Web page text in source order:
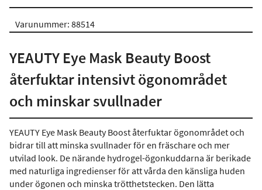
Varunummer: 88514
YEAUTY Eye Mask Beauty Boost
återfuktar intensivt ögonområdet
och minskar svullnader
YEAUTY Eye Mask Beauty Boost återfuktar ögonområdet och
bidrar till att minska svullnader för en fräschare och mer
utvilad look. De närande hydrogel-ögonkuddarna är berikade
med naturliga ingredienser för att vårda den känsliga huden
under ögonen och minska trötthetstecken. Den lätta